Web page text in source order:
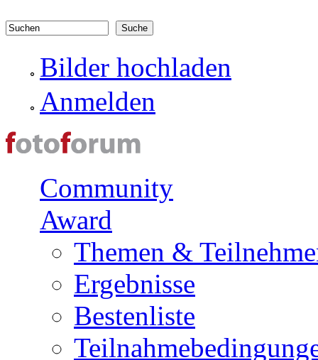
Suchformular
Bilder hochladen
Anmelden
Community
Award
Themen &
Ergebnisse
Bestenliste